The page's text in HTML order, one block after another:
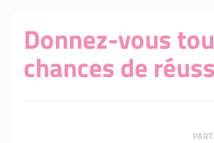
Donnez-vous
chances de